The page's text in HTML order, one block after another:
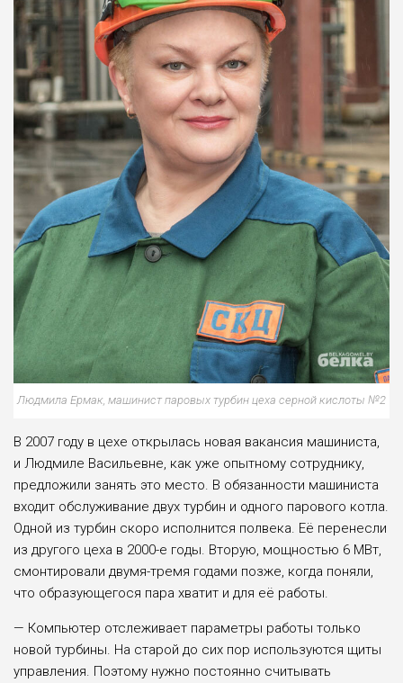
Людмила Ермак, машинист паровых турбин цеха серной кислоты №2
В 2007 году в цехе открылась новая вакансия машиниста,
и Людмиле Васильев­не, как уже опытному сотруднику,
предложили занять это место. В обязанности машиниста
входит обслуживание двух турбин и одного парового котла.
Одной из турбин скоро исполнится полвека. Её перенесли
из другого цеха в 2000-е го­ды. Вторую, мощностью 6 МВт,
смонтировали двумя-тремя годами позже, ког­да поняли,
что образующегося пара хватит и для её работы.
— Компьютер отслеживает параме­тры работы только
новой турбины. На старой до сих пор используются щиты
управления. Поэтому нужно постоянно считывать